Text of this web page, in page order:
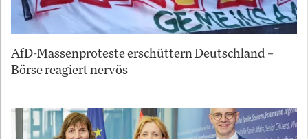
AfD-Massenproteste erschüttern Deutschland –
Börse reagiert nervös